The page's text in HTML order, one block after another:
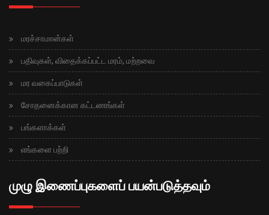
மரச்சாமான்கள்
பதிவுகள், விதைக்கப்பட்ட மரம், மற்றவை
மர வகைப்பாடுகள்
சோதனைக்கான கட்டணங்கள்
பங்களாக்கள்
எங்களை பற்றி
முழு இணைப்புகளைப் பயன்படுத்தவும்